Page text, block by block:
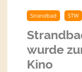
Strandbad STW
wurde
Kino